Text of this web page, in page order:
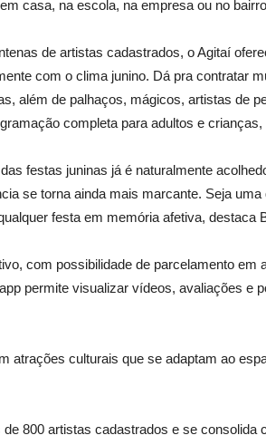
casa, na escola, na empresa ou no
de artistas cadastrados, o Agitaí
com o clima junino. Dá pra contratar
além de palhaços, mágicos, artistas de
completa para adultos e
festas juninas já é naturalmente
se torna ainda mais marcante. Seja
festa em memória afetiva, destaca
com possibilidade de parcelamento
permite visualizar vídeos, avaliações e
atrações culturais que se adaptam ao
800 artistas cadastrados e se